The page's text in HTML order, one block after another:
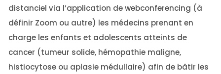
distanciel via l’application de webconferencing (à
définir Zoom ou autre) les médecins prenant en
charge les enfants et adolescents atteints de
cancer (tumeur solide, hémopathie maligne,
histiocytose ou aplasie médullaire) afin de bâtir les